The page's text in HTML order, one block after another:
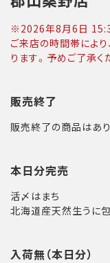
※ 2026年8月6日
ご来店の時間帯によ
ります。予めご了承く
販売終了
販売終了の商品はあ
本日分完売
活〆はまち
北海道産天然生うに
入荷無（本日分）